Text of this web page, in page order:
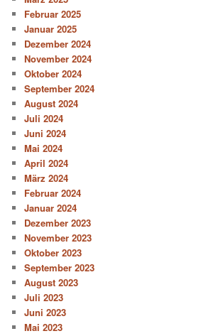
Februar 2025
Januar 2025
Dezember 2024
November 2024
Oktober 2024
September 2024
August 2024
Juli 2024
Juni 2024
Mai 2024
April 2024
März 2024
Februar 2024
Januar 2024
Dezember 2023
November 2023
Oktober 2023
September 2023
August 2023
Juli 2023
Juni 2023
Mai 2023